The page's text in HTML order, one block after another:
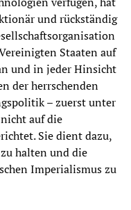
und rückständig
Staaten auf
und in jeder Hinsicht
der herrschenden
– zuerst unter
auf die
Sie dient dazu,
halten und die
Imperialismus zu